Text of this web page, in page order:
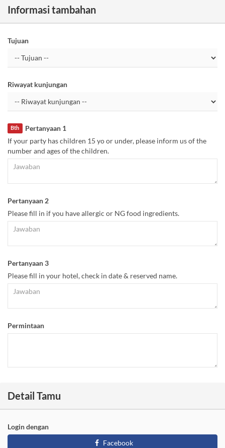
Informasi tambahan
Tujuan
Riwayat kunjungan
Pertanyaan 1
Bth
If your party has children 15 yo or under, please inform us of the
number and ages of the children.
Pertanyaan 2
Please fill in if you have allergic or NG food ingredients.
Pertanyaan 3
Please fill in your hotel, check in date & reserved name.
Permintaan
Detail Tamu
Login dengan
Facebook